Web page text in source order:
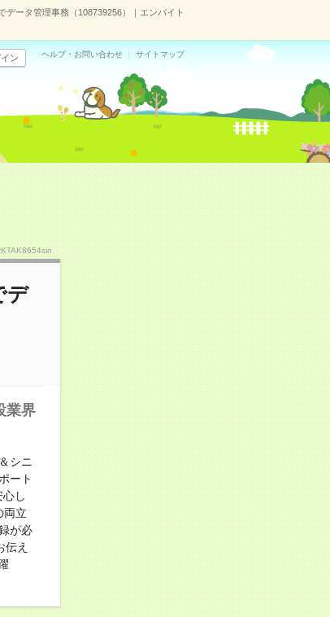
データ管理事務（108739256）｜エンバイト
ン ヘルプ・お問い合わせ サイトマップ
デ
業界
シニ
ート
し
両立
が必
伝え